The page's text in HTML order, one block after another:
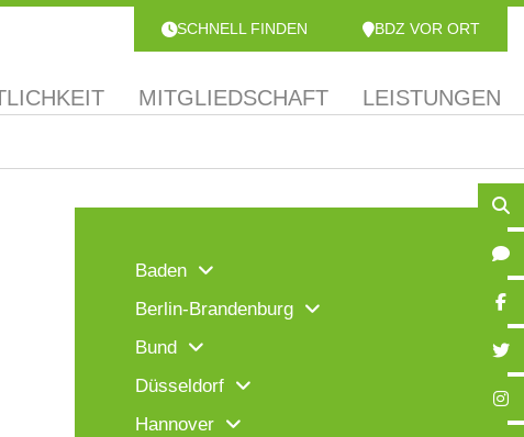
SCHNELL FINDEN BDZ VOR ORT
MITGLIEDSCHAFT LEISTUNGEN
Baden
Berlin-Brandenburg
Bund
Düsseldorf
Hannover